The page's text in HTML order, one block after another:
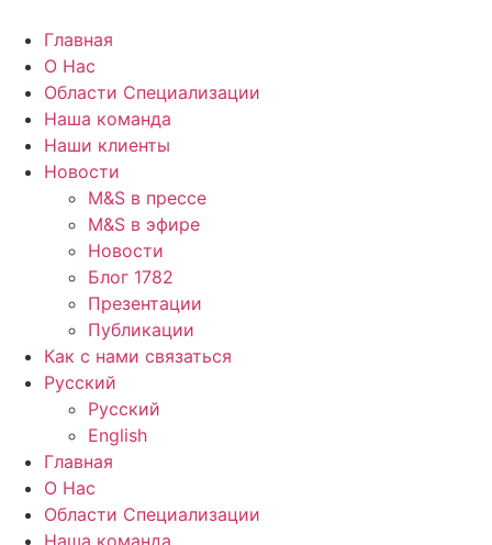
Главная
О Нас
Области Специализации
Наша команда
Наши клиенты
Новости
M&S в прессе
M&S в эфире
Новости
Блог 1782
Презентации
Публикации
Как с нами связаться
Русский
Русский
English
Главная
О Нас
Области Специализации
Наша команда